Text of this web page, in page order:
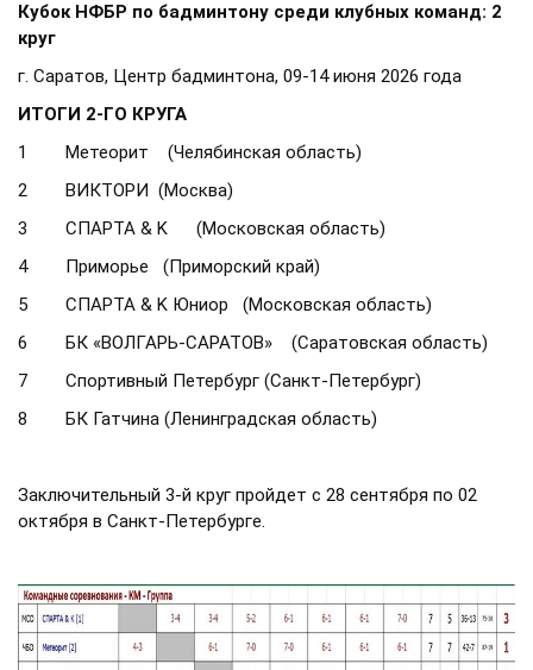
Кубок НФБР по бадминтону среди клубных команд: 2
круг
г. Саратов, Центр бадминтона, 09-14 июня 2026 года
ИТОГИ 2-ГО КРУГА
1 Метеорит (Челябинская область)
2 ВИКТОРИ (Москва)
3 СПАРТА & K (Московская область)
4 Приморье (Приморский край)
5 СПАРТА & K Юниор (Московская область)
6 БК «ВОЛГАРЬ-САРАТОВ» (Саратовская область)
7 Спортивный Петербург (Санкт-Петербург)
8 БК Гатчина (Ленинградская область)
Заключительный 3-й круг пройдет с 28 сентября по 02
октября в Санкт-Петербурге.